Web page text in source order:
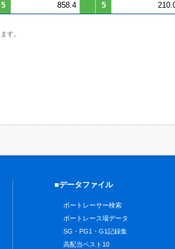
5 858.4 5
す。
■データファイル
ボートレーサー検索
ボートレース場データ
SG・PG1・G1記録集
高配当ベスト10